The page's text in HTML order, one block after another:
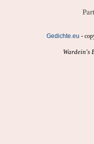
Gedichte.eu -
Wardein's